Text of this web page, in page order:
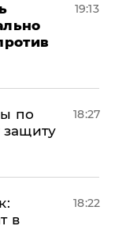
19:13
по
защиту
18:27
в
18:22